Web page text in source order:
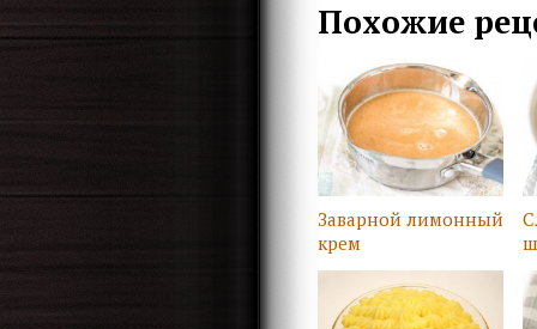
Похожие
Заварной лимонный
крем